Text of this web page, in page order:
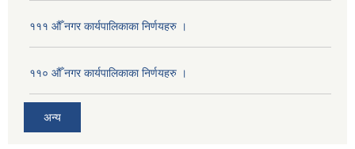
१११ औँ नगर कार्यपालिकाका निर्णयहरु ।
११० औँ नगर कार्यपालिकाका निर्णयहरु ।
अन्य